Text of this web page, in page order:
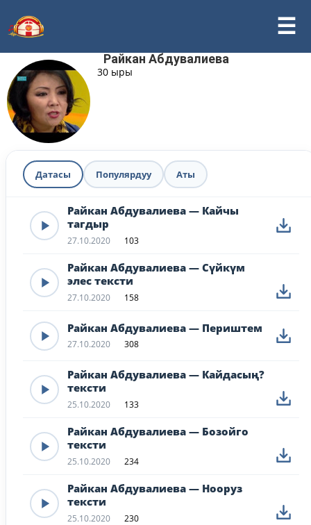
Райкан Абдувалиева
30 ыры
Датасы Популярдуу Аты
Райкан Абдувалиева — Кайчы
тагдыр
27.10.2020 103
Райкан Абдувалиева — Сүйкүм
элес тексти
27.10.2020 158
Райкан Абдувалиева — Периштем
27.10.2020 308
Райкан Абдувалиева — Кайдасың?
тексти
25.10.2020 133
Райкан Абдувалиева — Бозойго
тексти
25.10.2020 234
Райкан Абдувалиева — Нооруз
тексти
25.10.2020 230